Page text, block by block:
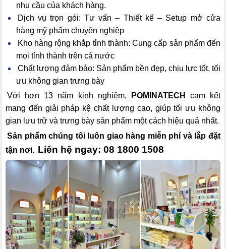
nhu cầu của khách hàng.
Dịch vụ trọn gói: Tư vấn – Thiết kế – Setup mở cửa
hàng mỹ phẩm chuyên nghiệp
Kho hàng rộng khắp tỉnh thành: Cung cấp sản phẩm đến
mọi tỉnh thành trên cả nước
Chất lượng đảm bảo: Sản phẩm bền đẹp, chịu lực tốt, tối
ưu không gian trưng bày
Với hơn 13 năm kinh nghiệm,
POMINATECH
cam kết
mang đến giải pháp kệ chất lượng cao, giúp tối ưu không
gian lưu trữ và trưng bày sản phẩm một cách hiệu quả nhất.
Sản phẩm chúng tôi luôn giao hàng miễn phí và lắp đặt
tận nơi. Liên hệ ngay: 08 1800 1508